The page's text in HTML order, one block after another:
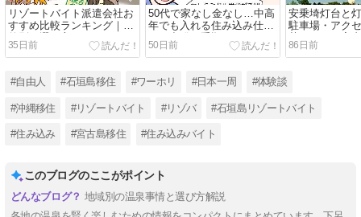
リゾートバイト派遣会社お
すすめ比較ランキング｜目
的別の選び方
35日前
50代で家なし金なし…中高
年でも入れる住み込み仕事
と再出発の手順
50日前
安乗埼灯台と
駐車場・アク
芋スイーツ案内
86日前
#自由人 #石垣島移住 #ワーホリ #日本一周 #体験談
#沖縄移住 #リゾートバイト #リゾバ #石垣島リゾートバイト
#住み込み #宮古島移住 #住み込みバイト
このブログのここがポイント
地域別の温泉事情と選び方解説